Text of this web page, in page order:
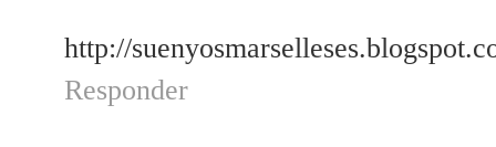
http://
Responder